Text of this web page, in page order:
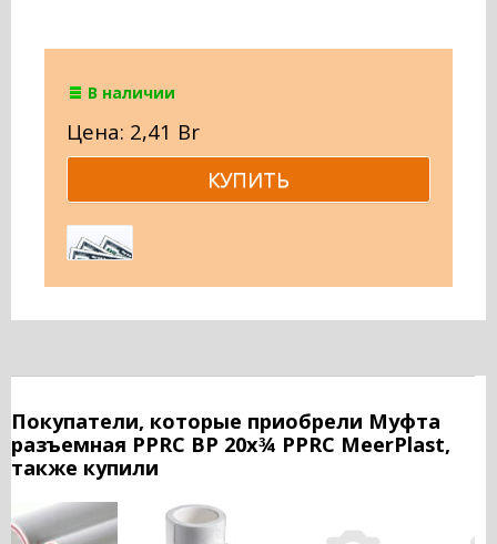
В наличии
Цена: 2,41 Br
Покупатели, которые приобрели Муфта
разъемная PPRC ВР 20х¾ PPRC MeerPlast,
также купили